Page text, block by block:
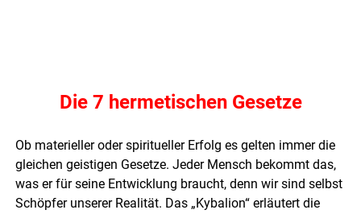
Die 7 hermetischen Gesetze
Ob materieller oder spiritueller Erfolg es gelten immer die
gleichen geistigen Gesetze. Jeder Mensch bekommt das,
was er für seine Entwicklung braucht, denn wir sind selbst
Schöpfer unserer Realität. Das „Kybalion“ erläutert die